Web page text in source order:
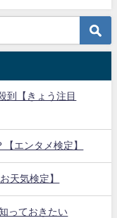
到【きょう注目
エンタメ検定】
天気検定】
っておきたい